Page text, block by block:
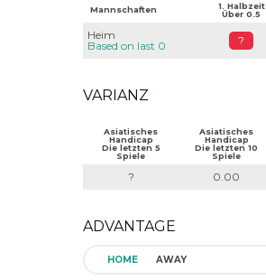
Mannschaften
1. Halbzeit
Über 0.5
Heim
Based on last 0
?
VARIANZ
Asiatisches
Handicap
Die letzten 5
Spiele
Asiatisches
Handicap
Die letzten 10
Spiele
? 0.00
ADVANTAGE
HOME AWAY